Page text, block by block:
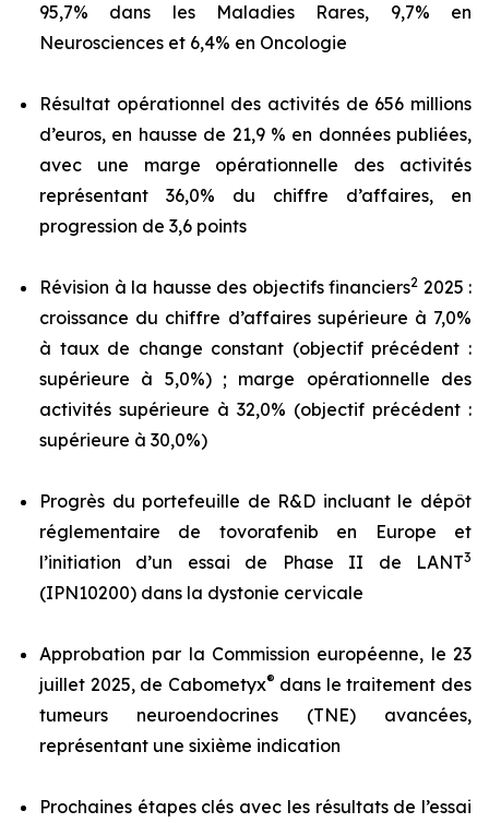
95,7% dans les Maladies Rares, 9,7% en
Neurosciences et 6,4% en Oncologie
Résultat opérationnel des activités de 656 millions
d’euros, en hausse de 21,9 % en données publiées,
avec une marge opérationnelle des activités
représentant 36,0% du chiffre d’affaires, en
progression de 3,6 points
Révision à la hausse des objectifs financiers2 2025 :
croissance du chiffre d’affaires supérieure à 7,0%
à taux de change constant (objectif précédent :
supérieure à 5,0%) ; marge opérationnelle des
activités supérieure à 32,0% (objectif précédent :
supérieure à 30,0%)
Progrès du portefeuille de R&D incluant le dépôt
réglementaire de tovorafenib en Europe et
l’initiation d’un essai de Phase II de LANT3
(IPN10200) dans la dystonie cervicale
Approbation par la Commission européenne, le 23
juillet 2025, de Cabometyx® dans le traitement des
tumeurs neuroendocrines (TNE) avancées,
représentant une sixième indication
Prochaines étapes clés avec les résultats de l’essai